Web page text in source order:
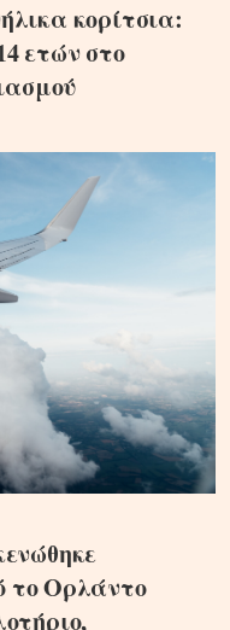
κορίτσια:
ετών στο
το Ορλάντο